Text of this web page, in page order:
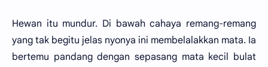
Hewan itu mundur. Di bawah cahaya remang-remang
yang tak begitu jelas nyonya ini membelalakkan mata. Ia
bertemu pandang dengan sepasang mata kecil bulat